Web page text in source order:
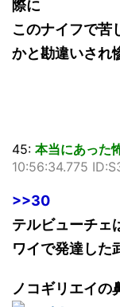
際に
このナイフで苦
かと勘違いされ
45: 本当にあった
10:56:34.775
>>30
テルビューチェ
ワイで発達した
ノコギリエイの